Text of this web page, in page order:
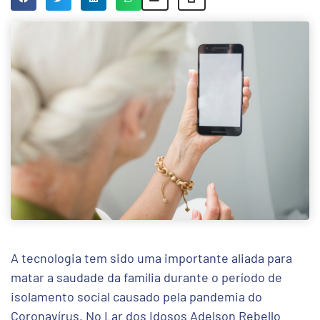
A tecnologia tem sido uma importante aliada para
matar a saudade da família durante o período de
isolamento social causado pela pandemia do
Coronavírus. No Lar dos Idosos Adelson Rebello